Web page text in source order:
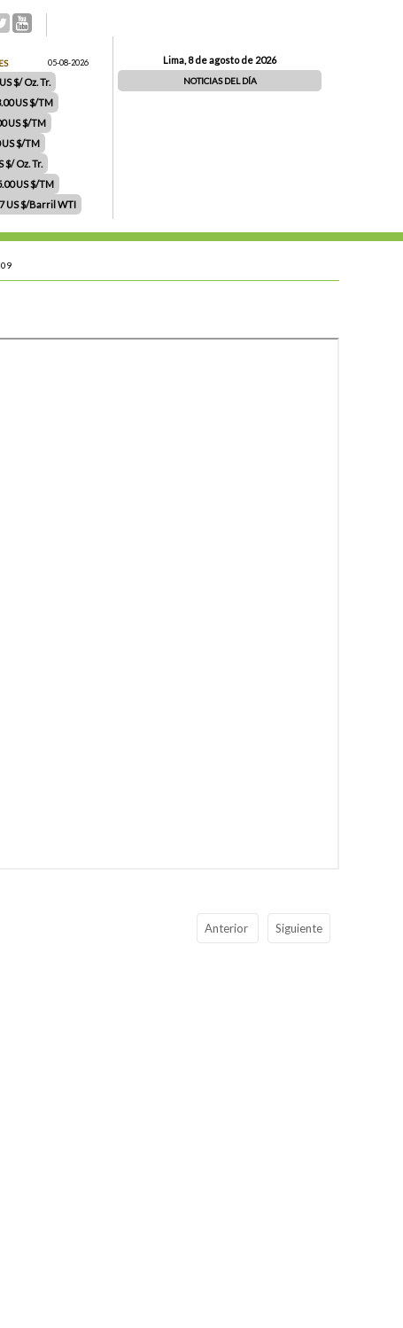
05-08-2026
$/ Oz. Tr.
US $/TM
US $/TM
$/TM
$/ Oz. Tr.
US $/TM
US $/Barril WTI
Lima, 8 de agosto de 2026
NOTICIAS DEL DÍA
Anterior Siguiente